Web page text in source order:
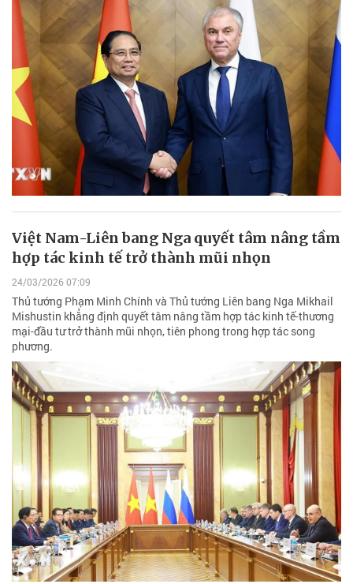
Việt Nam-Liên bang Nga quyết tâm nâng tầm
hợp tác kinh tế trở thành mũi nhọn
24/03/2026 07:09
Thủ tướng Phạm Minh Chính và Thủ tướng Liên bang Nga Mikhail
Mishustin khẳng định quyết tâm nâng tầm hợp tác kinh tế-thương
mại-đầu tư trở thành mũi nhọn, tiên phong trong hợp tác song
phương.